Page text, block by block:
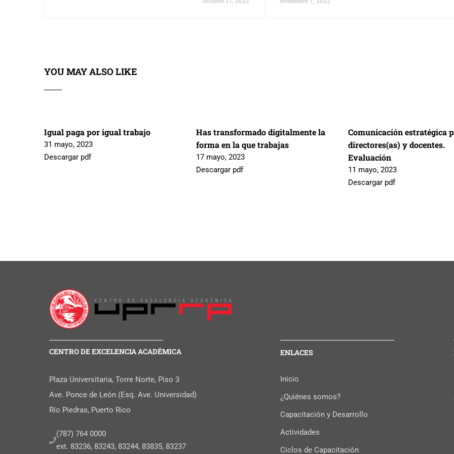
YOU MAY ALSO LIKE
Igual paga por igual trabajo
31 mayo, 2023
Descargar pdf
Has transformado digitalmente la
forma en la que trabajas
17 mayo, 2023
Descargar pdf
Comunicación estratégica
directores(as) y docentes.
Evaluación
11 mayo, 2023
Descargar pdf
CENTRO DE EXCELENCIA ACADÉMICA
Plaza Universitaria, Torre Norte, Piso 3
Ave. Ponce de León (Esq. Ave. Universidad)
Río Piedras, Puerto Rico
(787) 764 0000
ext. 83236, 83243, 83244, 83835, 83237
ENLACES
Inicio
¿Quiénes somos?
Capacitación y Desarrollo
Actividades
Ciclos de Capacitación